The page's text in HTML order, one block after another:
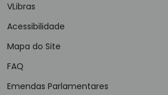
VLibras
Acessibilidade
Mapa do Site
FAQ
Emendas Parlamentares